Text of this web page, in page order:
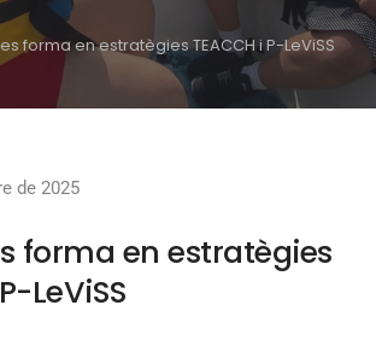
es forma en estratègies TEACCH i P-LeViSS
de 2025
forma en estratègies
LeViSS